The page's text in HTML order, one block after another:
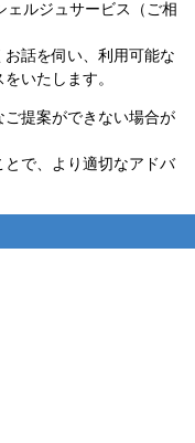
ェルジュサービス（ご相
話を伺い、利用可能な
いたします。
提案ができない場合が
で、より適切なアドバ